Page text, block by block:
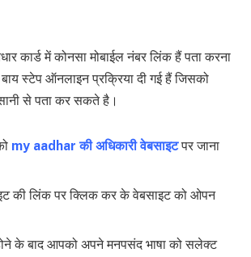
कार्ड में कोनसा मोबाईल नंबर लिंक हैं पता करना
स्टेप ऑनलाइन प्रक्रिया दी गई हैं जिसको
से पता कर सकते है।
my aadhar की अधिकारी वेबसाइटपर जाना
की लिंक पर क्लिक कर के वेबसाइट को ओपन
के बाद आपको अपने मनपसंद भाषा को सलेक्ट